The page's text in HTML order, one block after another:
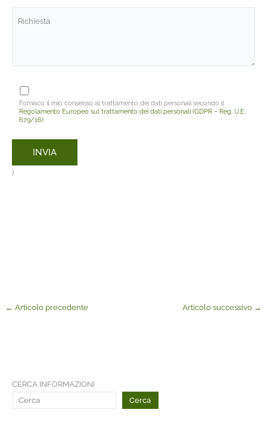
Fornisco il mio consenso al trattamento dei dati personali secondo il
Regolamento Europeo sul trattamento dei dati personali (GDPR – Reg. U.E.
679/16).
)
← Articolo precedente Articolo successivo →
CERCA INFORMAZIONI
Cerca